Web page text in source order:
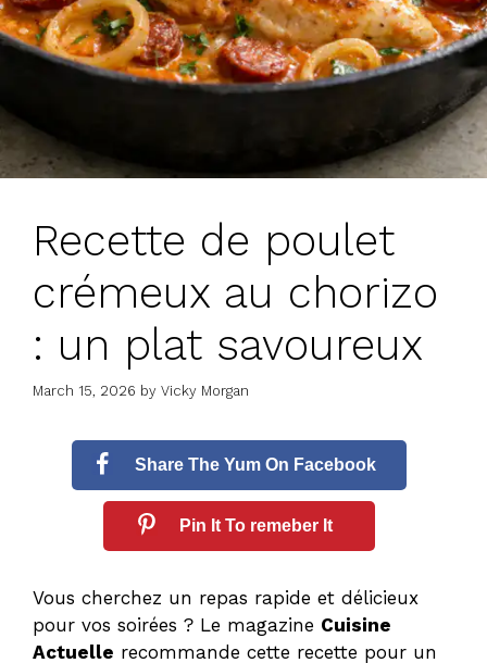
Recette de poulet
crémeux au chorizo
: un plat savoureux
March 15, 2026 by Vicky Morgan
Share The Yum On Facebook
Pin It To remeber It
Vous cherchez un repas rapide et délicieux
pour vos soirées ? Le magazine Cuisine
Actuelle recommande cette recette pour un